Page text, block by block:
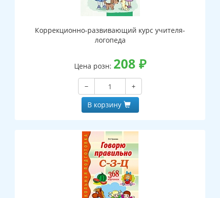
Коррекционно-развивающий курс учителя-
логопеда
Цена розн: 208 ₽
−
+
В корзину